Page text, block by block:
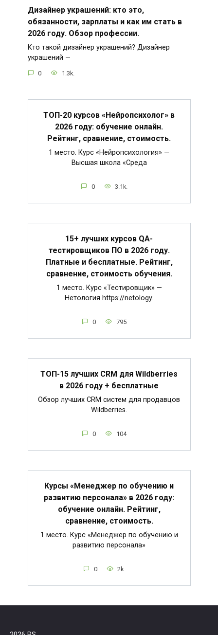
Дизайнер украшений: кто это,
обязанности, зарплаты и как им стать в
2026 году. Обзор профессии.
Кто такой дизайнер украшений? Дизайнер
украшений —
0 1.3k.
ТОП-20 курсов «Нейропсихолог» в
2026 году: обучение онлайн.
Рейтинг, сравнение, стоимость.
1 место. Курс «Нейропсихология» —
Высшая школа «Среда
0 3.1k.
15+ лучших курсов QA-
тестировщиков ПО в 2026 году.
Платные и бесплатные. Рейтинг,
сравнение, стоимость обучения.
1 место. Курс «Тестировщик» —
Нетология https://netology.
0 795
ТОП-15 лучших CRM для Wildberries
в 2026 году + бесплатные
Обзор лучших CRM систем для продавцов
Wildberries.
0 104
Курсы «Менеджер по обучению и
развитию персонала» в 2026 году:
обучение онлайн. Рейтинг,
сравнение, стоимость.
1 место. Курс «Менеджер по обучению и
развитию персонала»
0 2k.